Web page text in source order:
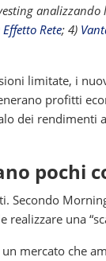
Effetto Rete; 4)
limitate, i
profitti
dei rendimenti
pochi
Secondo
una
mercato che